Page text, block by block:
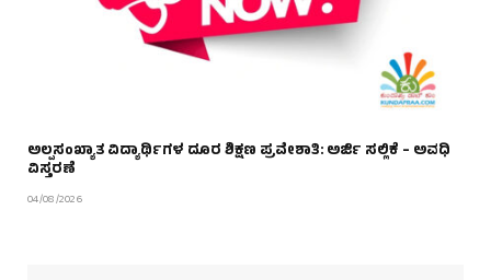
ಅಲ್ಪಸಂಖ್ಯಾತ ವಿದ್ಯಾರ್ಥಿಗಳ ದೂರ ಶಿಕ್ಷಣ ಪ್ರವೇಶಾತಿ: ಅರ್ಜಿ ಸಲ್ಲಿಕೆ – ಅವಧಿ
ವಿಸ್ತರಣೆ
04/08/2026